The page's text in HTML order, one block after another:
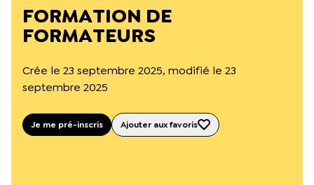
Notre documentation
Podcast 🎙️
Webinaires
Rapports d’activité et financiers
Projets réalisés avec nos partenaires
FORMATION DE
FORMATEURS
Crée le 23 septembre 2025, modifié le 23
septembre 2025
Je me pré-inscris Ajouter aux favoris